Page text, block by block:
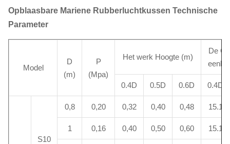
Opblaasbare Mariene Rubberluchtkussen Technische
Parameter
Model
D
(m)
P
(Mpa)
Het werk Hoogte (m)
De
0.4D 0.5D 0.6D 0.4D
S10
0,8 0,20 0,32 0,40 0,48 15.1
1 0,16 0,40 0,50 0,60 15.1